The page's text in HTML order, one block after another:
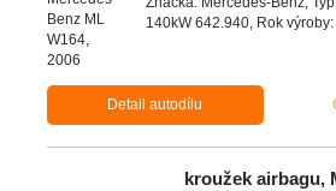
140kW 642.940, Rok
Detail autodílu
kroužek airbagu,